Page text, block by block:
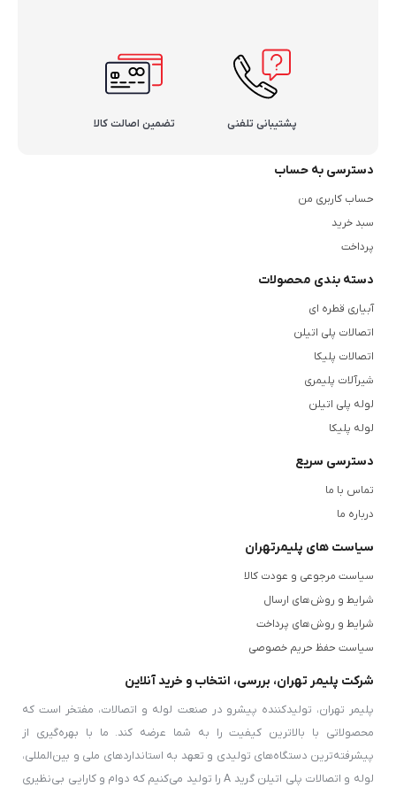
پشتیبانی تلفنی تضمین اصالت کالا
دسترسی به حساب
حساب کاربری من
سبد خرید
پرداخت
دسته بندی محصولات
آبیاری قطره ای
اتصالات پلی اتیلن
اتصالات پلیکا
شیرآلات پلیمری
لوله پلی اتیلن
لوله پلیکا
دسترسی سریع
تماس با ما
درباره ما
سیاست های پلیمرتهران
سیاست مرجوعی و عودت کالا
شرایط و روش‌های ارسال
شرایط و روش‌های پرداخت
سیاست حفظ حریم خصوصی
شرکت پلیمر تهران، بررسی، انتخاب و خرید آنلاین
پلیمر تهران، تولیدکننده پیشرو در صنعت لوله و اتصالات، مفتخر است که
محصولاتی با بالاترین کیفیت را به شما عرضه کند. ما با بهره‌گیری از
پیشرفته‌ترین دستگاه‌های تولیدی و تعهد به استانداردهای ملی و بین‌المللی،
لوله و اتصالات پلی اتیلن گرید A را تولید می‌کنیم که دوام و کارایی بی‌نظیری